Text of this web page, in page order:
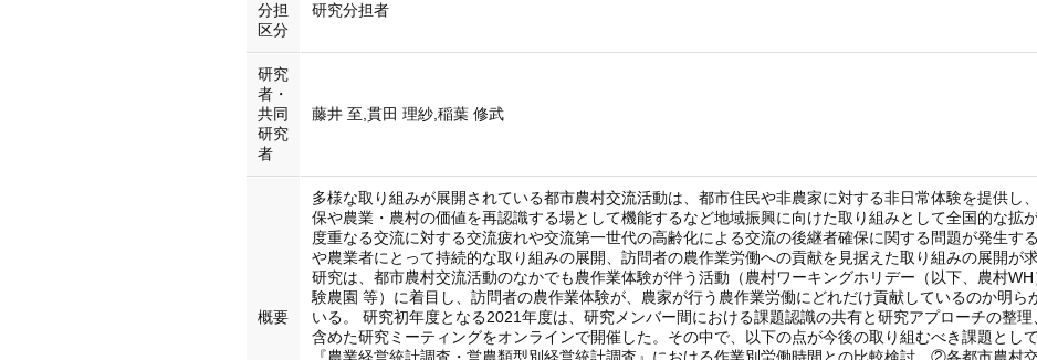
分担
区分
研究分担者
研究
者・
共同
研究
者
藤井 至,貫田 理紗,稲葉 修武
概要
多様な取り組みが展開されている都市農村交流活動は、都市住民や非農家に対する非日常体験を提供し
保や農業・農村の価値を再認識する場として機能するなど地域振興に向けた取り組みとして全国的な拡
度重なる交流に対する交流疲れや交流第一世代の高齢化による交流の後継者確保に関する問題が発生す
や農業者にとって持続的な取り組みの展開、訪問者の農作業労働への貢献を見据えた取り組みの展開が
研究は、都市農村交流活動のなかでも農作業体験が伴う活動（農村ワーキングホリデー（以下、農村
験農園 等）に着目し、訪問者の農作業体験が、農家が行う農作業労働にどれだけ貢献しているのか明ら
いる。 研究初年度となる2021年度は、研究メンバー間における課題認識の共有と研究アプローチの整
含めた研究ミーティングをオンラインで開催した。その中で、以下の点が今後の取り組むべき課題とし